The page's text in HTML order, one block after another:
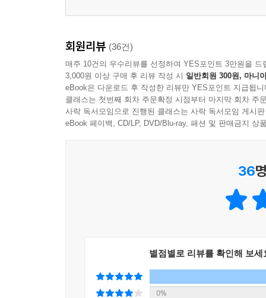
회원리뷰 (36건)
매주 10건의 우수리뷰를 선정하여 YES포인트 3만원을 드
3,000원 이상 구매 후 리뷰 작성 시 일반회원 300원, 마니
eBook은 다운로드 후 작성한 리뷰만 YES포인트 지급됩니
클래스는 첫번째 회차 주문확정 시점부터 마지막 회차 주
사락 독서모임으로 진행된 클래스는 사락 독서모임 게시
eBook 페이백, CD/LP, DVD/Blu-ray, 패션 및 판매금지 상
36
별점별로 리뷰를 확인해 보세
0%